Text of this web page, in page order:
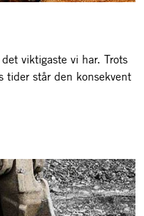
viktigaste vi har. Trots
tider står den konsekvent